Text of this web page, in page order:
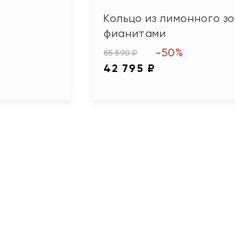
Кольцо из лимонного
фианитами
85 590 ₽
42 795 ₽
-50%